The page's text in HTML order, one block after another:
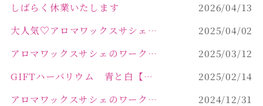
しばらく休業いたします
2026/04/13
大人気♡アロマワックスサシェ作り
2025/04/02
アロマワックスサシェのワークショップinPOLA中込原店 VOL.2
2025/03/12
GIFTハーバリウム 青と白【佐久市 ハーバリウム ギフト】
2025/02/14
アロマワックスサシェのワークショップinPOLA中込原店ご報告【佐久市 キャンドル サシェ】
2024/12/31